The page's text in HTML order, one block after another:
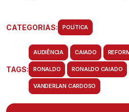
CATEGORIAS: POLÍTICA
TAGS:
AUDIÊNCIA CAIADO
RONALDO RONALDO CAIADO
VANDERLAN CARDOSO